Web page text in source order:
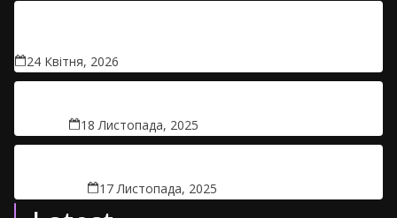
24 Квітня, 2026
18 Листопада, 2025
17 Листопада, 2025